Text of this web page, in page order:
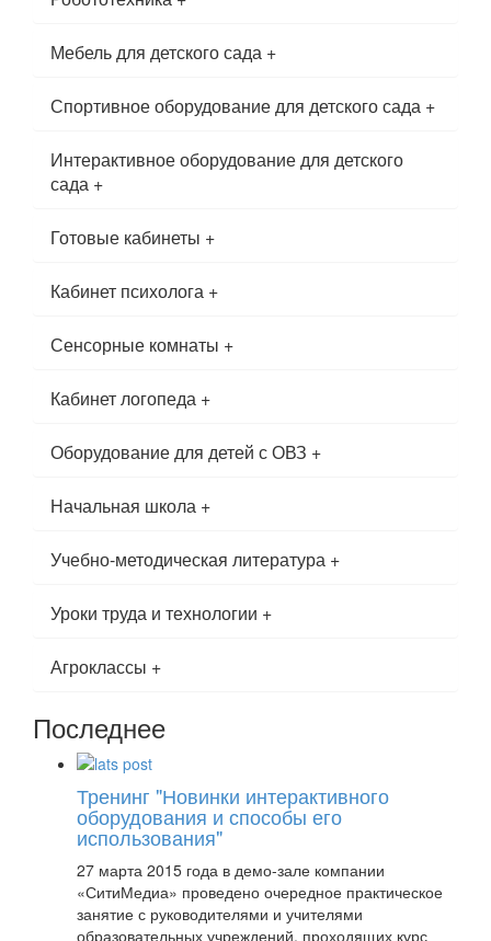
Мебель для детского сада +
Спортивное оборудование для детского сада +
Интерактивное оборудование для детского
сада +
Готовые кабинеты +
Кабинет психолога +
Сенсорные комнаты +
Кабинет логопеда +
Оборудование для детей с ОВЗ +
Начальная школа +
Учебно-методическая литература +
Уроки труда и технологии +
Агроклассы +
Последнее
Тренинг "Новинки интерактивного
оборудования и способы его
использования"
27 марта 2015 года в демо-зале компании
«СитиМедиа» проведено очередное практическое
занятие с руководителями и учителями
образовательных учреждений, проходящих курс